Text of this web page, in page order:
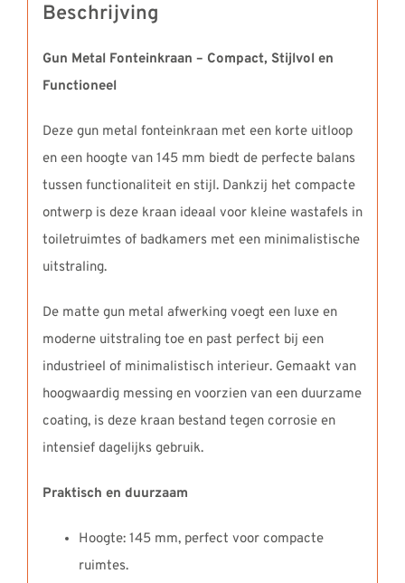
Beschrijving
Gun Metal Fonteinkraan – Compact, Stijlvol en
Functioneel
Deze gun metal fonteinkraan met een korte uitloop
en een hoogte van 145 mm biedt de perfecte balans
tussen functionaliteit en stijl. Dankzij het compacte
ontwerp is deze kraan ideaal voor kleine wastafels in
toiletruimtes of badkamers met een minimalistische
uitstraling.
De matte gun metal afwerking voegt een luxe en
moderne uitstraling toe en past perfect bij een
industrieel of minimalistisch interieur. Gemaakt van
hoogwaardig messing en voorzien van een duurzame
coating, is deze kraan bestand tegen corrosie en
intensief dagelijks gebruik.
Praktisch en duurzaam
Hoogte: 145 mm, perfect voor compacte
ruimtes.